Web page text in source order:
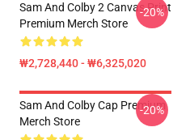
Sam And Colby 2 Canvas Print
Premium Merch Store
₩2,728,440 - ₩6,325,020
-20%
Sam And Colby Cap Premium
Merch Store
-20%